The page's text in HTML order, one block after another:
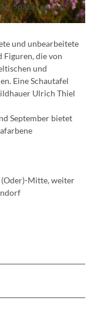
Spazieren und
und unbearbeitete
Figuren, die von
und
Eine Schautafel
Ulrich Thiel
September bietet
Mitte, weiter